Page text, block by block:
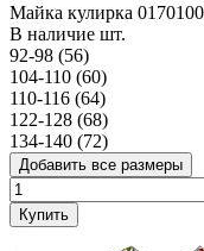
Майка кулирка
В наличие шт.
92-98 (56)
104-110 (60)
110-116 (64)
122-128 (68)
134-140 (72)
Добавить все размеры
Купить